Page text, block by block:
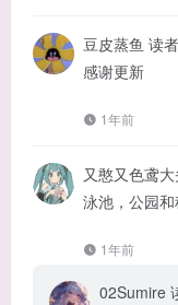
豆皮蒸鱼 读者
感谢更新
1年前
又憨又色鸢
泳池，公园和
1年前
02Sumire